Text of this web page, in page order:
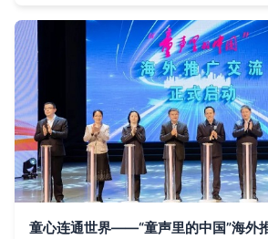
童心连通世界——“童声里的中国”海外